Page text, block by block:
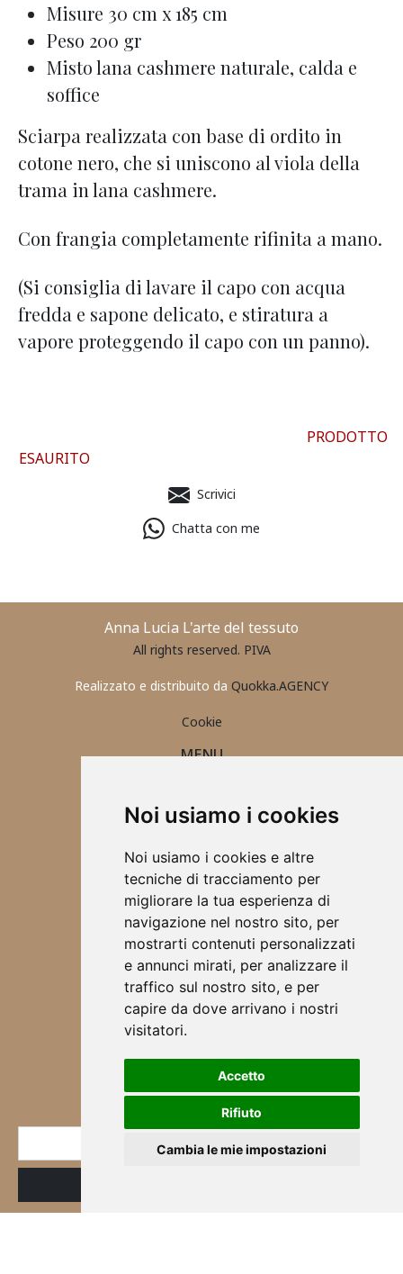
Noi usiamo i cookies
Noi usiamo i cookies e altre
tecniche di tracciamento per
migliorare la tua esperienza di
navigazione nel nostro sito, per
mostrarti contenuti personalizzati
e annunci mirati, per analizzare il
traffico sul nostro sito, e per
capire da dove arrivano i nostri
visitatori.
Accetto
Rifiuto
Cambia le mie impostazioni
Misure 30 cm x 185 cm
Peso 200 gr
Misto lana cashmere naturale, calda e
soffice
Sciarpa realizzata con base di ordito in
cotone nero, che si uniscono al viola della
trama in lana cashmere.
Con frangia completamente rifinita a mano.
(Si consiglia di lavare il capo con acqua
fredda e sapone delicato, e stiratura a
vapore proteggendo il capo con un panno).
PRODOTTO
ESAURITO
Scrivici
Chatta con me
Anna Lucia L'arte del tessuto
All rights reserved. PIVA
Realizzato e distribuito da Quokka.AGENCY
Cookie
MENU
CONTATTI
ABBIGLIAMENTO 2025
TOVAGLIETTE ALL'AMERICANA
SCRUNCHIES
CHI SONO
DESIGN
BORSE
ABBIGLIAMENTO
SCALDA COLLO
SCIARPE
CORSI & WORKSHOP
NEWSLETTER
* E-mail
alla